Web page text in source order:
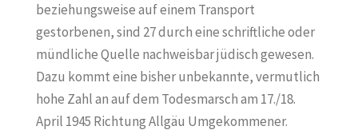
beziehungsweise auf einem Transport
gestorbenen, sind 27 durch eine schriftliche oder
mündliche Quelle nachweisbar jüdisch gewesen.
Dazu kommt eine bisher unbekannte, vermutlich
hohe Zahl an auf dem Todesmarsch am 17./18.
April 1945 Richtung Allgäu Umgekommener.